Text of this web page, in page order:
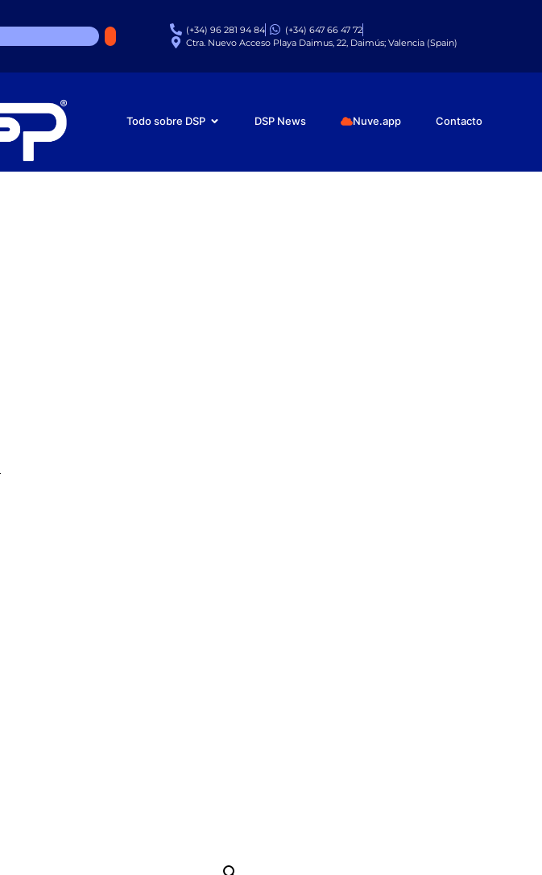
(+34) 96 281 94 84
(+34) 647 66 47 72
Ctra. Nuevo Acceso Playa Daimus, 22, Daimús; Valencia (Spain)
Todo sobre DSP
DSP News Nuve.app Contacto